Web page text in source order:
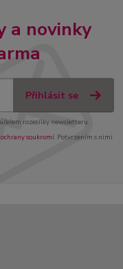
a novinky
Přihlásit se
rozesílky newsletteru.
soukromí. Potvrzením s nimi